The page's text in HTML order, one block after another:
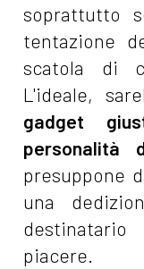
soprattutto
tentazione
scatola di
L'ideale,
gadget
personalità
presuppone
una
piacere.